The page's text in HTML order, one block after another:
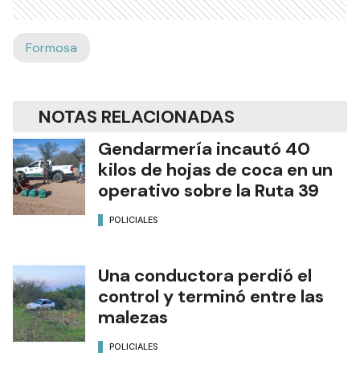
Formosa
NOTAS RELACIONADAS
Gendarmería incautó 40
kilos de hojas de coca en un
operativo sobre la Ruta 39
POLICIALES
Una conductora perdió el
control y terminó entre las
malezas
POLICIALES